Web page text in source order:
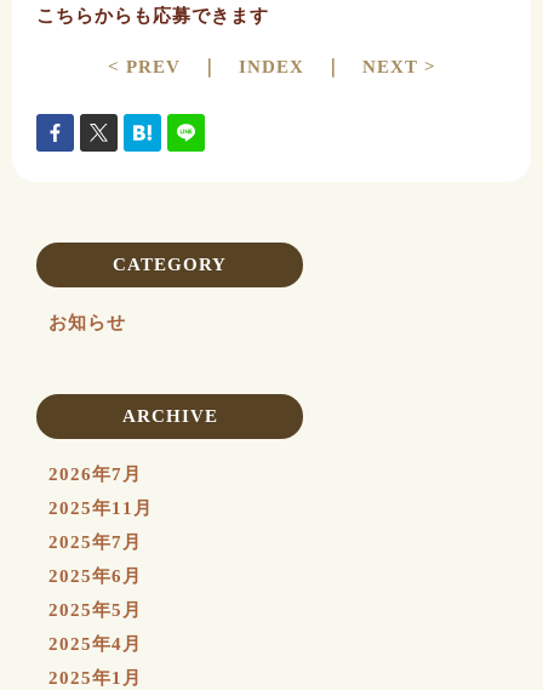
こちらからも応募できます
< PREV INDEX NEXT >
CATEGORY
お知らせ
ARCHIVE
2026年7月
2025年11月
2025年7月
2025年6月
2025年5月
2025年4月
2025年1月